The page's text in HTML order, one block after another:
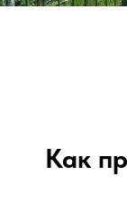
Как